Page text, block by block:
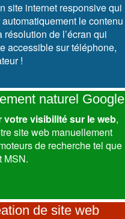
site internet responsive qui
automatiquement le contenu
résolution de l’écran qui
accessible sur téléphone,
!
naturel Google
votre visibilité sur le web,
site web manuellement
de recherche tel que
MSN.
de site web